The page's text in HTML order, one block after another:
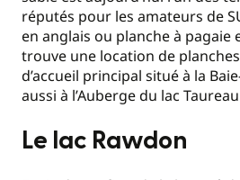
réputés pour les amateurs de
en anglais ou planche à pagaie
trouve une location de
d’accueil principal situé à la
aussi à l’Auberge du lac
Le lac Rawdon